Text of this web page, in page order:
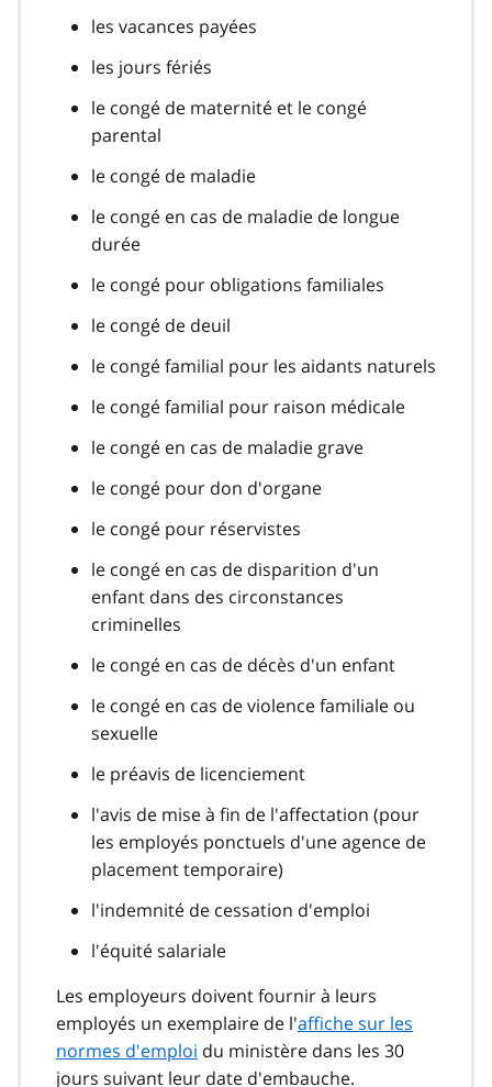
les vacances payées
les jours fériés
le congé de maternité et le congé
parental
le congé de maladie
le congé en cas de maladie de longue
durée
le congé pour obligations familiales
le congé de deuil
le congé familial pour les aidants naturels
le congé familial pour raison médicale
le congé en cas de maladie grave
le congé pour don d'organe
le congé pour réservistes
le congé en cas de disparition d'un
enfant dans des circonstances
criminelles
le congé en cas de décès d'un enfant
le congé en cas de violence familiale ou
sexuelle
le préavis de licenciement
l'avis de mise à fin de l'affectation (pour
les employés ponctuels d'une agence de
placement temporaire)
l'indemnité de cessation d'emploi
l'équité salariale
Les employeurs doivent fournir à leurs
employés un exemplaire de l'affiche sur les
normes d'emploi du ministère dans les 30
jours suivant leur date d'embauche.